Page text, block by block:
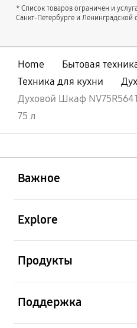
* Список товаров ограничен и
Санкт-Петербурге и Ленинградской
Home
Бытовая
Техника для кухни
Духовой Шкаф
75 л
Важное
Explore
Продукты
Поддержка